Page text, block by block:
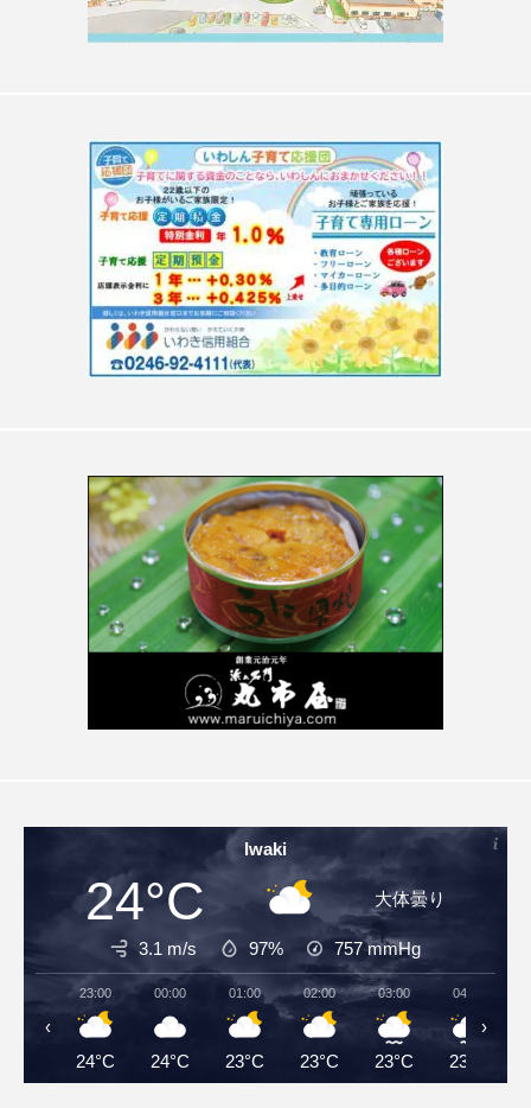
Iwaki
24°C 大体曇り
3.1 m/s 97% 757mmHg
23:00
24°C
00:00
24°C
01:00
23°C
02:00
23°C
03:00
23°C
04:00
23°C
‹ ›